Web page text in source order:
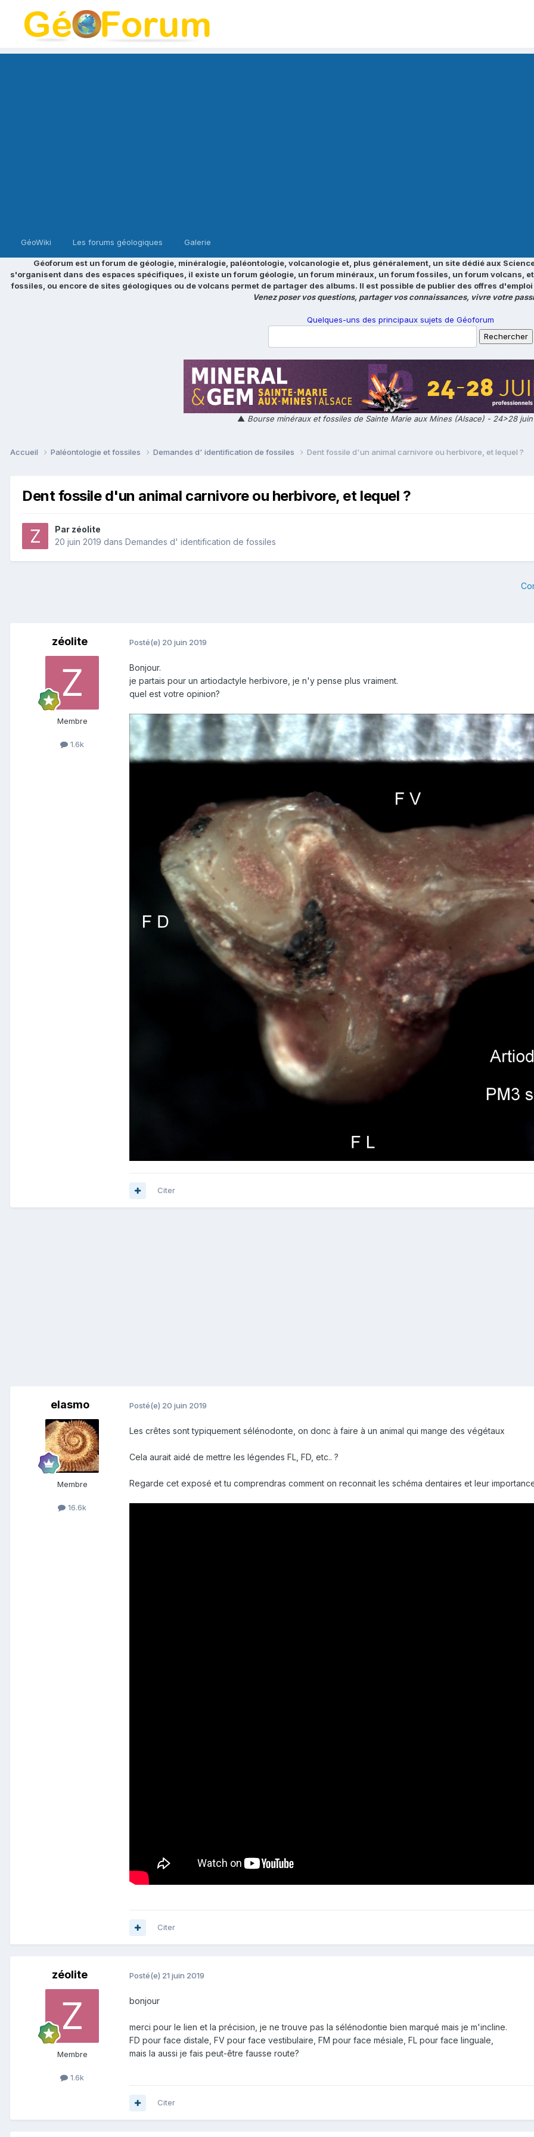
GéoWiki Les forums géologiques Galerie
Géoforum est un forum de géologie, minéralogie, paléontologie, volcanologie et, plus généralement, un site dédié aux
s'organisent dans des espaces spécifiques, il existe un forum géologie, un forum minéraux, un forum fossiles, un forum volcans,
fossiles, ou encore de sites géologiques ou de volcans permet de partager des albums. Il est possible de publier des offres
Venez poser vos questions, partager vos connaissances, vivre votre
Quelques-uns des principaux sujets de Géoforum
▲ Bourse minéraux et fossiles de Sainte Marie aux Mines (Alsace) - 24>28
Accueil Paléontologie et fossiles Demandes d' identification de fossiles Dent fossile d'un animal carnivore ou herbivore, et lequel ?
Dent fossile d'un animal carnivore ou herbivore, et lequel ?
Par zéolite
20 juin 2019 dans Demandes d' identification de fossiles
zéolite
Membre
1.6k
Posté(e) 20 juin 2019
Bonjour.
je partais pour un artiodactyle herbivore, je n'y pense plus vraiment.
quel est votre opinion?
Citer
elasmo
Membre
16.6k
Posté(e) 20 juin 2019
Les crêtes sont typiquement sélénodonte, on donc à faire à un animal qui mange des végétaux
Cela aurait aidé de mettre les légendes FL, FD, etc.. ?
Regarde cet exposé et tu comprendras comment on reconnait les schéma dentaires et leur
Citer
zéolite
Membre
1.6k
Posté(e) 21 juin 2019
bonjour
merci pour le lien et la précision, je ne trouve pas la sélénodontie bien marqué mais je m'incline.
FD pour face distale, FV pour face vestibulaire, FM pour face mésiale, FL pour face linguale,
mais la aussi je fais peut-être fausse route?
Citer